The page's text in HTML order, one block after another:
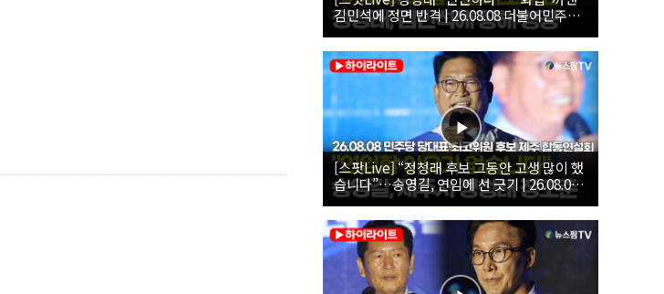
김민석에 정면 반격 | 26.08.08 더불어민주당
당대표·최고위원 후보 제주 합동연설회
[스팟Live] “정청래 후보 그동안 고생 많이 했
습니다”…송영길, 연임에 선 긋기 | 26.08.08
더불어민주당 당대표·최고위원 후보 제주 합
동연설회